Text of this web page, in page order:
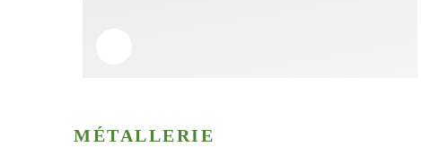
MÉTALLERIE